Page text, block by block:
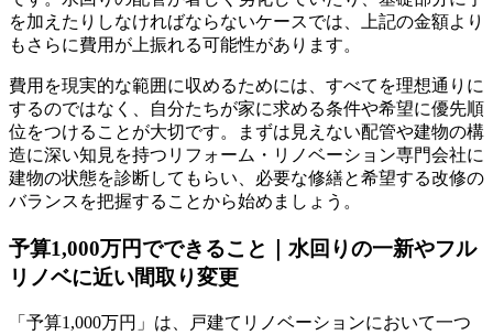
を加えたりしなければならないケースでは、上記の金額より
もさらに費用が上振れる可能性があります。
費用を現実的な範囲に収めるためには、すべてを理想通りに
するのではなく、自分たちが家に求める条件や希望に優先順
位をつけることが大切です。まずは見えない配管や建物の構
造に深い知見を持つリフォーム・リノベーション専門会社に
建物の状態を診断してもらい、必要な修繕と希望する改修の
バランスを把握することから始めましょう。
予算1,000万円でできること｜水回りの一新やフル
リノベに近い間取り変更
「予算1,000万円」は、戸建てリノベーションにおいて一つ